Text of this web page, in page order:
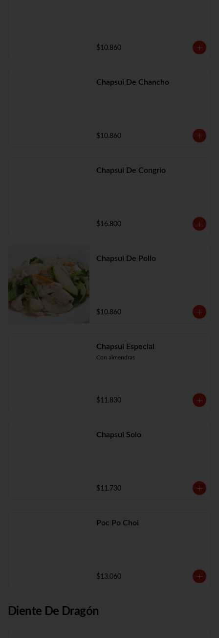
$10.860
Chapsui De Chancho
$10.860
Chapsui De Congrio
$16.800
Chapsui De Pollo
$10.860
Chapsui Especial
Con almendras
$11.830
Chapsui Solo
$11.730
Poc Po Choi
$13.060
Diente De Dragón